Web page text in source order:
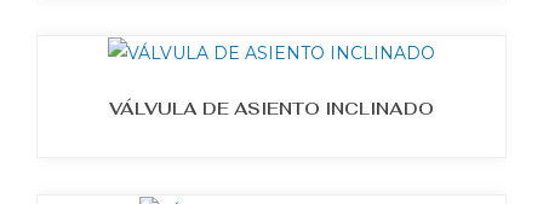
VÁLVULA DE ASIENTO INCLINADO